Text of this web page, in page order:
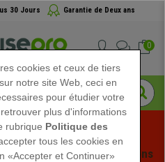
30 Jours Garantie de Deux ans
0
Chaisepro ! Des réductions
cookies et ceux de tiers
notre site Web, ceci en
pour étudier votre
plus d'informations
rubrique Politique des
tous les cookies en
«Accepter et Continuer»